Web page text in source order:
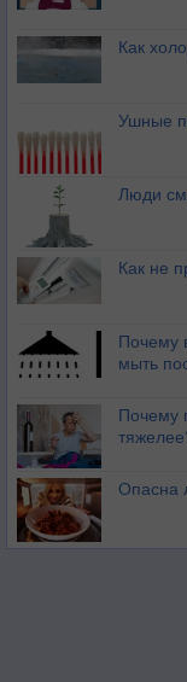
Как
Ушные
Люди
Как не
Почему
мыть
Почему
Опасна